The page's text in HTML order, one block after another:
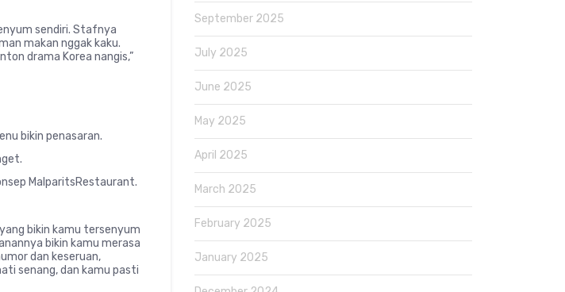
sendiri. Stafnya
makan nggak kaku.
drama Korea nangis,”
bikin penasaran.
MalparitsRestaurant.
bikin kamu tersenyum
bikin kamu merasa
dan keseruan,
senang, dan kamu pasti
September 2025
July 2025
June 2025
May 2025
April 2025
March 2025
February 2025
January 2025